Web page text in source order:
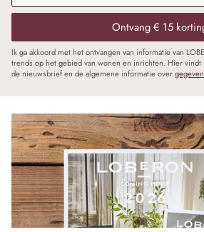
Ontvang € 15
Ik ga akkoord met het ontvangen van informatie van
trends op het gebied van wonen en inrichten. Hier vindt
de nieuwsbrief en de algemene informatie over